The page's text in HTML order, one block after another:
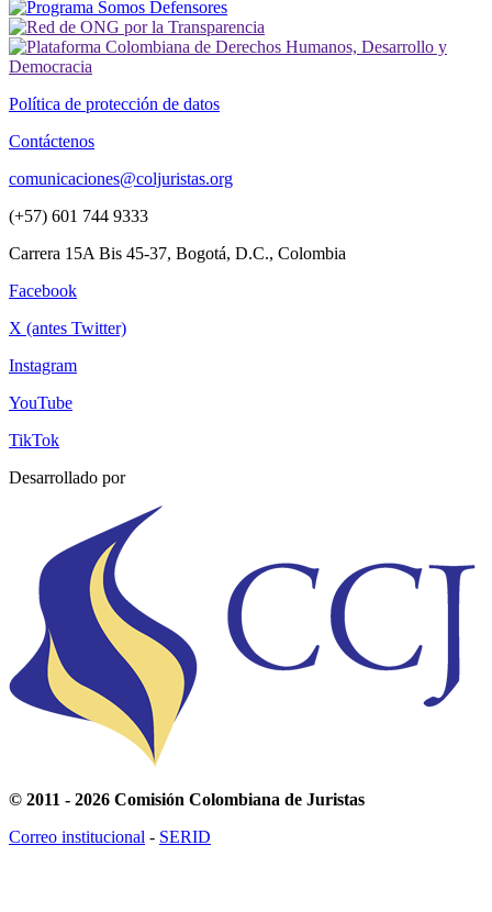
Política de protección de datos
Contáctenos
comunicaciones@coljuristas.org
(+57) 601 744 9333
Carrera 15A Bis 45-37, Bogotá, D.C., Colombia
Facebook
X (antes Twitter)
Instagram
YouTube
TikTok
Desarrollado por
© 2011 - 2026 Comisión Colombiana de Juristas
Correo institucional - SERID